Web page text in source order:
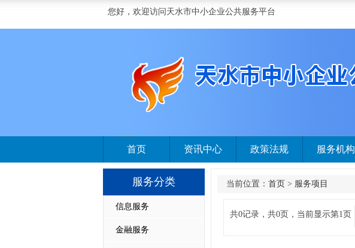
您好，欢迎访问天水市中小企业公共服务平台
首页 资讯中心 政策法规 服务机构
服务分类
信息服务
金融服务
当前位置： 首页 > 服务项目
共0记录，共0页，当前显示第1页